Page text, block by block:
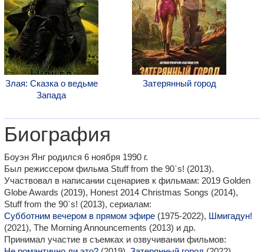
Злая: Сказка о ведьме
Запада
Затерянный город
Биография
Боуэн Янг родился 6 ноября 1990 г.
Был режиссером фильма Stuff from the 90`s! (2013).
Участвовал в написании сценариев к фильмам: 2019 Golden
Globe Awards (2019), Honest 2014 Christmas Songs (2014),
Stuff from the 90`s! (2013), сериалам:
Субботним вечером в прямом эфире (1975-2022), Шмигадун!
(2021), The Morning Announcements (2013) и др.
Принимал участие в съемках и озвучивании фильмов: